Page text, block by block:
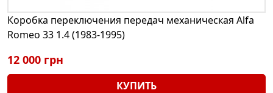
Коробка переключения передач механическая Alfa
Romeo 33 1.4 (1983-1995)
12 000 грн
КУПИТЬ